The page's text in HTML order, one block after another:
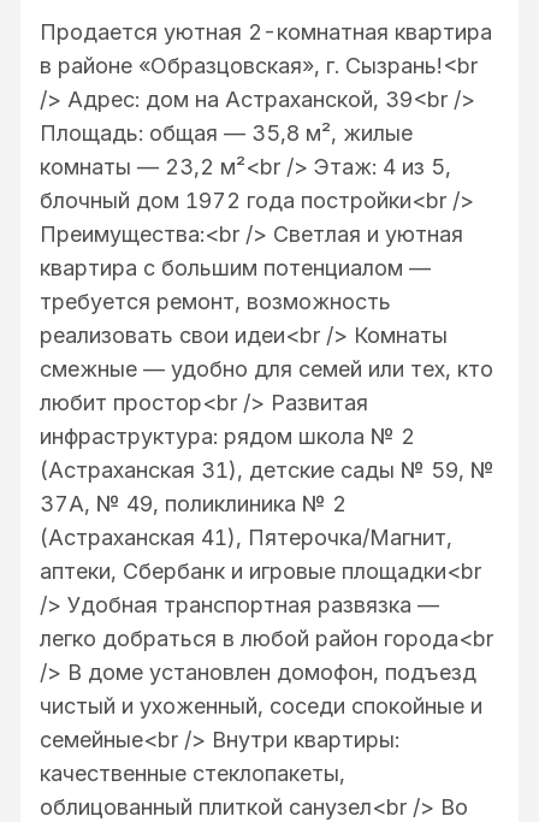
Продается уютная 2-комнатная квартира
в районе «Образцовская», г. Сызрань!<br
/> Адрес: дом на Астраханской, 39<br /> ️
Площадь: общая — 35,8 м², жилые
комнаты — 23,2 м²<br /> Этаж: 4 из 5,
блочный дом 1972 года постройки<br />
Преимущества:<br /> Светлая и уютная
квартира с большим потенциалом —
требуется ремонт, возможность
реализовать свои идеи<br /> Комнаты
смежные — удобно для семей или тех, кто
любит простор<br /> Развитая
инфраструктура: рядом школа № 2
(Астраханская 31), детские сады № 59, №
37А, № 49, поликлиника № 2
(Астраханская 41), Пятерочка/Магнит,
аптеки, Сбербанк и игровые площадки<br
/> Удобная транспортная развязка —
легко добраться в любой район города<br
/> В доме установлен домофон, подъезд
чистый и ухоженный, соседи спокойные и
семейные<br /> Внутри квартиры:
качественные стеклопакеты,
облицованный плиткой санузел<br /> Во